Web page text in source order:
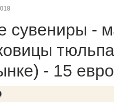
сувениры -
- 15